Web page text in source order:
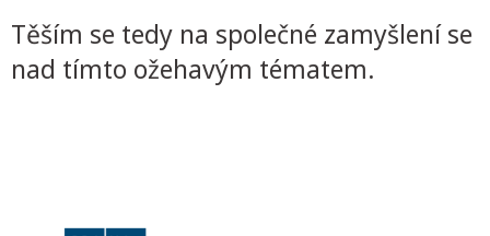
Těším se tedy na společné zamyšlení se
nad tímto ožehavým tématem.